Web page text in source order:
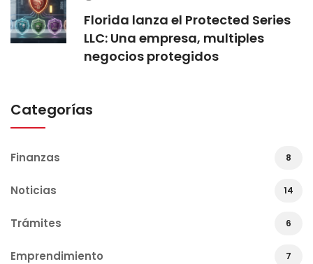
Florida lanza el Protected Series
LLC: Una empresa, multiples
negocios protegidos
Categorías
Finanzas 8
Noticias 14
Trámites 6
Emprendimiento 7